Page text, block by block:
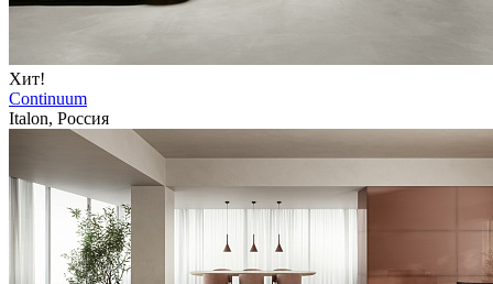
Хит!
Continuum
Italon, Россия